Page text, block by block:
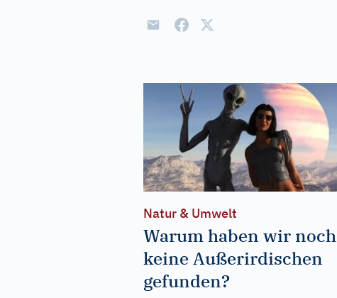
Natur & Umwelt
Warum haben wir noch
keine Außerirdischen
gefunden?